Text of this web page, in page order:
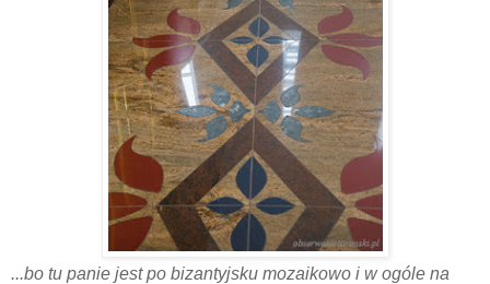
...bo tu panie jest po bizantyjsku mozaikowo i w ogóle na